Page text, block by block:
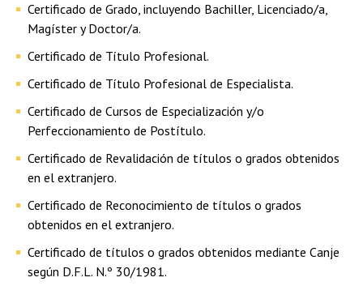
Certificado de Grado, incluyendo Bachiller, Licenciado/a,
Magíster y Doctor/a.
Certificado de Título Profesional.
Certificado de Título Profesional de Especialista.
Certificado de Cursos de Especialización y/o
Perfeccionamiento de Postítulo.
Certificado de Revalidación de títulos o grados obtenidos
en el extranjero.
Certificado de Reconocimiento de títulos o grados
obtenidos en el extranjero.
Certificado de títulos o grados obtenidos mediante Canje
según D.F.L. N.º 30/1981.